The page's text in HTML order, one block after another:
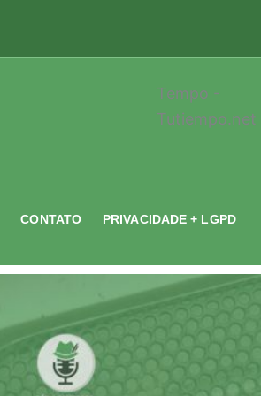
Tempo -
Tutiempo.net
CONTATO PRIVACIDADE + LGPD